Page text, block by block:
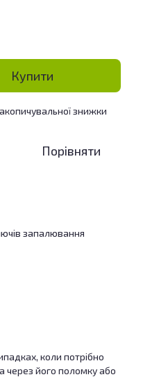
Купити
знижки
Порівняти
запалювання
коли потрібно
через його поломку або